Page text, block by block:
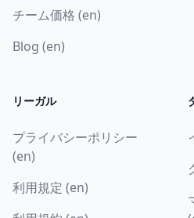
チーム価格 (en)
Blog (en)
リーガル
プライバシーポリシー
(en)
利用規定 (en)